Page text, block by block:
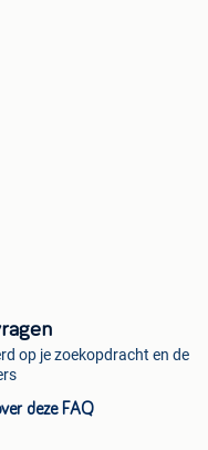
op je zoekopdracht en de
deze FAQ